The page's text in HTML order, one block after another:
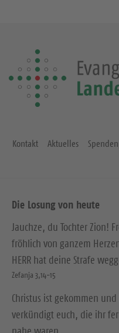
Kontakt Aktuelles
Die Losung von heute
Jauchze, du Tochter Zion!
fröhlich von ganzem
HERR hat deine Strafe
Zefanja 3,14-15
Christus ist gekommen
verkündigt euch, die ihr